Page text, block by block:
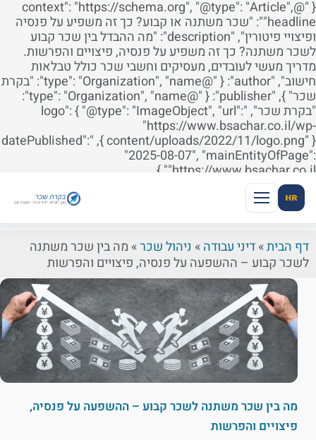
{ "@context": "https://schema.org", "@type": "Article",
"headline": "שכר משתנה או קבוע? כך זה משפיע על פנסיה
ופיצויי פיטורין", "description": "מה ההבדל בין שכר קבוע
משתנה? כך זה משפיע על פנסיה, פיצויים והפרשות.
מעשי לעובדים, מעסיקים וחשבי שכר כולל טבלאות
חישוב", "author": { "@type": "Organization", "name": "בקרת
שכר" }, "publisher": { "@type": "Organization", "name":
"בקרת שכר", "logo": { "@type": "ImageObject", "url":
"https://www.bsachar.co.il/
content/uploads/2022/11/logo.png" } }, "datePublished":
"2025-08-07",
"https://
HR
דף הבית»דיני עבודה»ניהול שכר»מה בין שכר משתנה
לשכר קבוע – ההשפעה על פנסיה, פיצויים והפרשות
מה בין שכר משתנה לשכר קבוע – ההשפעה על פנסיה,
פיצויים והפרשות